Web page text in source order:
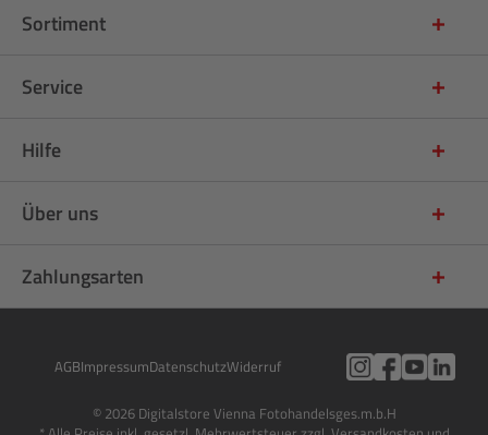
Sortiment
Service
Hilfe
Über uns
Zahlungsarten
AGBImpressumDatenschutzWiderruf
© 2026 Digitalstore Vienna Fotohandelsges.m.b.H